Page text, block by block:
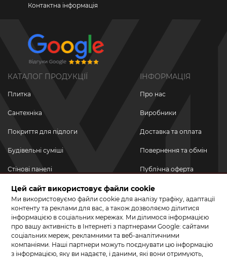
Контактна інформація
КАТАЛОГ ПРОДУКЦІЇ
Плитка
Сантехніка
Покриття для підлоги
Будівельні суміші
Стінові панелі
Новинки
Акційні товари
Акції/Знижки
ІНФОРМАЦІЯ
Про нас
Виробники
Доставка та оплата
Повернення та обмін
Публічна оферта
Політика
конфіденційності
ПРИЄДНУЙТЕСЬ ДО НАС У СОЦМЕРЕЖАХ
Цей сайт використовує файли cookie
Ми використовуємо файли cookie для аналізу трафіку, адаптації
контенту та реклами для вас, а також дозволяємо ділитися
інформацією в соціальних мережах. Ми ділимося інформацією
про вашу активність в Інтернеті з партнерами Google: сайтами
соціальних мереж, рекламними та веб-аналітичними
компаніями. Наші партнери можуть поєднувати цю інформацію
з інформацією, яку ви надаєте, і даними, які вони отримують,